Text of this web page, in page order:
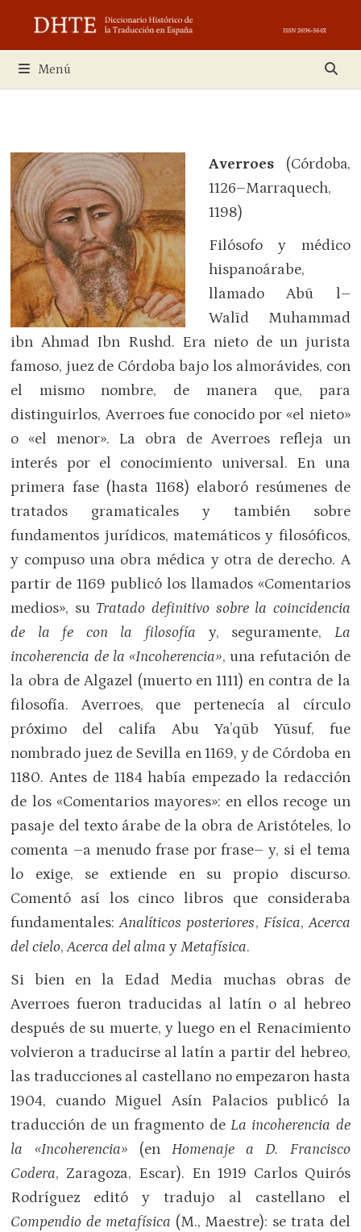
contenido
Menú
Averroes (Córdoba,
1126–Marraquech,
1198)
Filósofo y médico
hispanoárabe,
llamado Abū l–
Walīd Muhammad
ibn Ahmad Ibn Rushd. Era nieto de un jurista
famoso, juez de Córdoba bajo los almorávides, con
el mismo nombre, de manera que, para
distinguirlos, Averroes fue conocido por «el nieto»
o «el menor». La obra de Averroes refleja un
interés por el conocimiento universal. En una
primera fase (hasta 1168) elaboró resúmenes de
tratados gramaticales y también sobre
fundamentos jurídicos, matemáticos y filosóficos,
y compuso una obra médica y otra de derecho. A
partir de 1169 publicó los llamados «Comentarios
medios», su Tratado definitivo sobre la coincidencia
de la fe con la filosofía y, seguramente, La
incoherencia de la «Incoherencia», una refutación de
la obra de Algazel (muerto en 1111) en contra de la
filosofía. Averroes, que pertenecía al círculo
próximo del califa Abu Ya’qūb Yūsuf, fue
nombrado juez de Sevilla en 1169, y de Córdoba en
1180. Antes de 1184 había empezado la redacción
de los «Comentarios mayores»: en ellos recoge un
pasaje del texto árabe de la obra de Aristóteles, lo
comenta –a menudo frase por frase– y, si el tema
lo exige, se extiende en su propio discurso.
Comentó así los cinco libros que consideraba
fundamentales:Analíticos posteriores, Física,Acerca
del cielo,Acerca del almayMetafísica.
Si bien en la Edad Media muchas obras de
Averroes fueron traducidas al latín o al hebreo
después de su muerte, y luego en el Renacimiento
volvieron a traducirse al latín a partir del hebreo,
las traducciones al castellano no empezaron hasta
1904, cuando Miguel Asín Palacios publicó la
traducción de un fragmento de La incoherencia de
la «Incoherencia» (en Homenaje a D. Francisco
Codera, Zaragoza, Escar). En 1919 Carlos Quirós
Rodríguez editó y tradujo al castellano el
Compendio de metafísica (M., Maestre): se trata del